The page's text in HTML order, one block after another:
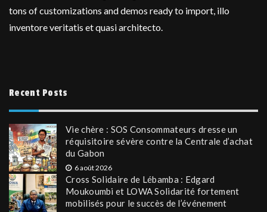
tons of customizations and demos ready to import, illo
inventore veritatis et quasi architecto.
Recent Posts
Vie chère : SOS Consommateurs dresse un
réquisitoire sévère contre la Centrale d’achat
du Gabon
6 août 2026
Cross Solidaire de Lébamba : Edgard
Moukoumbi et LOWA Solidarité fortement
mobilisés pour le succès de l’événement